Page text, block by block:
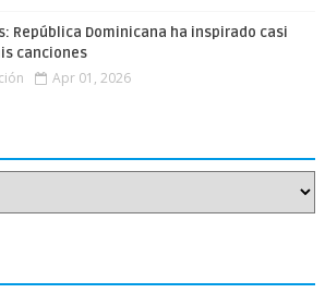
República Dominicana ha inspirado casi
canciones
Apr 01, 2026